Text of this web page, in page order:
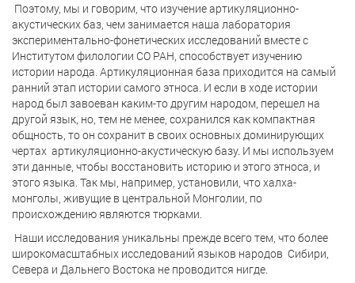
Поэтому, мы и говорим, что изучение артикуляционно-
акустических баз, чем занимается наша лаборатория
экспериментально-фонетических исследований вместе с
Институтом филологии СО РАН, способствует изучению
истории народа. Артикуляционная база приходится на самый
ранний этап истории самого этноса. И если в ходе истории
народ был завоеван каким-то другим народом, перешел на
другой язык, но, тем не менее, сохранился как компактная
общность, то он сохранит в своих основных доминирующих
чертах артикуляционно-акустическую базу. И мы используем
эти данные, чтобы восстановить историю и этого этноса, и
этого языка. Так мы, например, установили, что халха-
монголы, живущие в центральной Монголии, по
происхождению являются тюрками.
Наши исследования уникальны прежде всего тем, что более
широкомасштабных исследований языков народов Сибири,
Севера и Дальнего Востока не проводится нигде.